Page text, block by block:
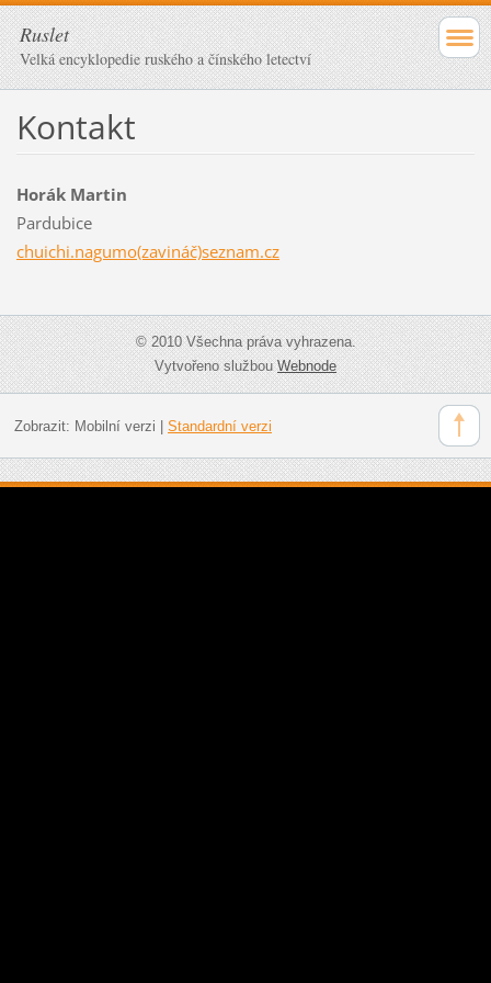
Ruslet
Velká encyklopedie ruského a čínského letectví
Kontakt
Horák Martin
Pardubice
chuichi.nagumo(zavináč)seznam.cz
© 2010 Všechna práva vyhrazena.
Vytvořeno službouWebnode
Zobrazit: Mobilní verzi Standardní verzi